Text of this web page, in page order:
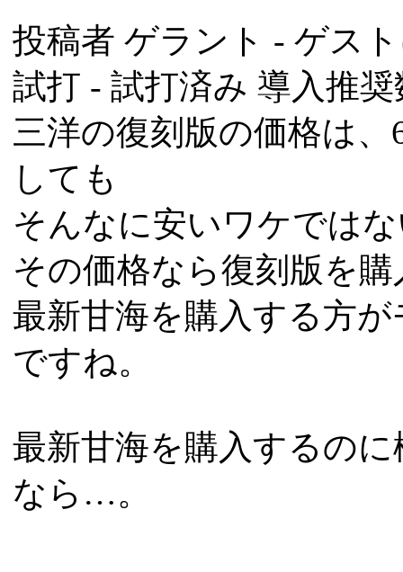
投稿者 ゲラント - ゲス
試打 - 試打済み 導入推
三洋の復刻版の価格は
しても
そんなに安いワケでは
その価格なら復刻版を
最新甘海を購入する方
ですね。
最新甘海を購入するの
なら…。